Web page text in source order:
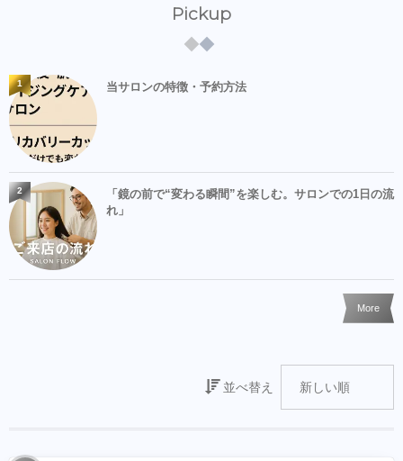
Pickup
当サロンの特徴・予約方法
1
「鏡の前で“変わる瞬間”を楽しむ。サロンでの1日の流
れ」
2
More
並べ替え